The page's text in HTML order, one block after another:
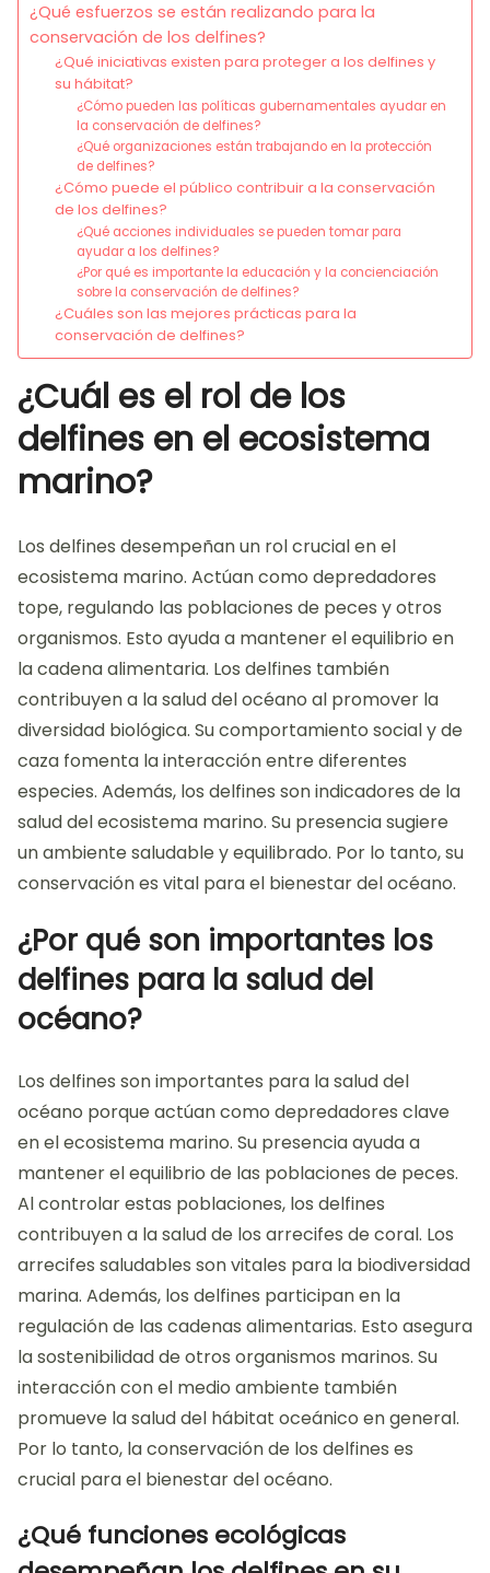
¿Qué esfuerzos se están realizando para la
conservación de los delfines?
¿Qué iniciativas existen para proteger a los delfines y
su hábitat?
¿Cómo pueden las políticas gubernamentales ayudar en
la conservación de delfines?
¿Qué organizaciones están trabajando en la protección
de delfines?
¿Cómo puede el público contribuir a la conservación
de los delfines?
¿Qué acciones individuales se pueden tomar para
ayudar a los delfines?
¿Por qué es importante la educación y la concienciación
sobre la conservación de delfines?
¿Cuáles son las mejores prácticas para la
conservación de delfines?
¿Cuál es el rol de los
delfines en el ecosistema
marino?
Los delfines desempeñan un rol crucial en el
ecosistema marino. Actúan como depredadores
tope, regulando las poblaciones de peces y otros
organismos. Esto ayuda a mantener el equilibrio en
la cadena alimentaria. Los delfines también
contribuyen a la salud del océano al promover la
diversidad biológica. Su comportamiento social y de
caza fomenta la interacción entre diferentes
especies. Además, los delfines son indicadores de la
salud del ecosistema marino. Su presencia sugiere
un ambiente saludable y equilibrado. Por lo tanto, su
conservación es vital para el bienestar del océano.
¿Por qué son importantes los
delfines para la salud del
océano?
Los delfines son importantes para la salud del
océano porque actúan como depredadores clave
en el ecosistema marino. Su presencia ayuda a
mantener el equilibrio de las poblaciones de peces.
Al controlar estas poblaciones, los delfines
contribuyen a la salud de los arrecifes de coral. Los
arrecifes saludables son vitales para la biodiversidad
marina. Además, los delfines participan en la
regulación de las cadenas alimentarias. Esto asegura
la sostenibilidad de otros organismos marinos. Su
interacción con el medio ambiente también
promueve la salud del hábitat oceánico en general.
Por lo tanto, la conservación de los delfines es
crucial para el bienestar del océano.
¿Qué funciones ecológicas